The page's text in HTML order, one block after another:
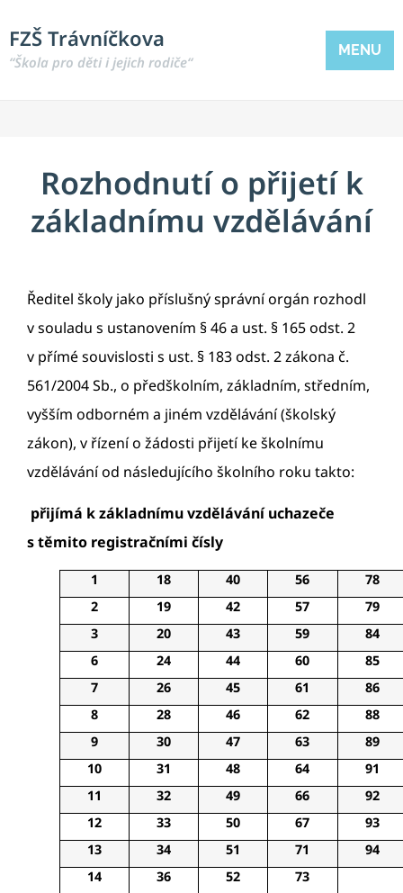
FZŠ Trávníčkova
“Škola pro děti i jejich rodiče“
MENU
Rozhodnutí o přijetí k
základnímu vzdělávání
Ředitel školy jako příslušný správníorgán rozhodl
v souladu s ustanovením § 46 a ust. § 165 odst. 2
v přímé souvislosti s ust. § 183 odst. 2 zákona č.
561/2004 Sb., o předškolním, základním, středním,
vyšším odborném a jiném vzdělávání (školský
zákon), v řízení o žádosti přijetí ke školnímu
vzdělávání od následujícího školního roku takto:
přijímá k základnímu vzdělávání uchazeče
s těmito registračními čísly
1 18 40 56
78
2
19 42 57
79
3
20 43 59
84
6
24 44 60
85
7
26 45 61
86
8
28 46 62
88
9
30 47 63
89
10
31 48 64
91
11
32 49 66
92
12
33 50 67
93
13
34 51 71
94
14
36 52
73